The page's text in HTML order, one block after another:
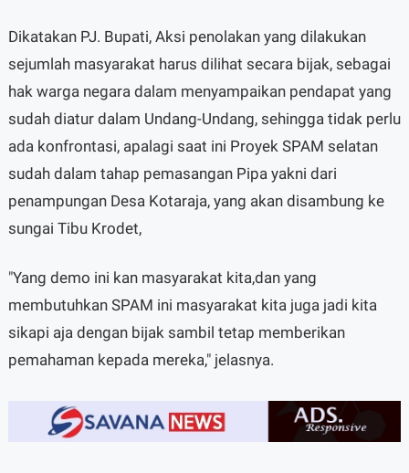
Dikatakan PJ. Bupati, Aksi penolakan yang dilakukan
sejumlah masyarakat harus dilihat secara bijak, sebagai
hak warga negara dalam menyampaikan pendapat yang
sudah diatur dalam Undang-Undang, sehingga tidak perlu
ada konfrontasi, apalagi saat ini Proyek SPAM selatan
sudah dalam tahap pemasangan Pipa yakni dari
penampungan Desa Kotaraja, yang akan disambung ke
sungai Tibu Krodet,
"Yang demo ini kan masyarakat kita,dan yang
membutuhkan SPAM ini masyarakat kita juga jadi kita
sikapi aja dengan bijak sambil tetap memberikan
pemahaman kepada mereka," jelasnya.